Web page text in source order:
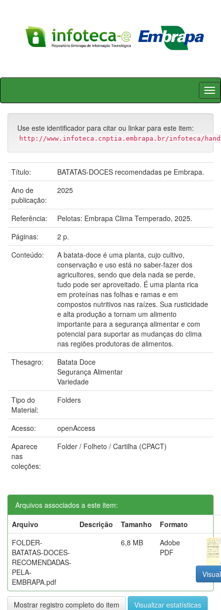
Skip
Use este identificador para citar ou linkar para este item:
http://www.infoteca.cnptia.embrapa.br/infoteca/
Título:
BATATAS-DOCES recomendadas pe Embrapa.
Ano de
publicação:
2025
Referência:
Pelotas: Embrapa Clima Temperado, 2025.
Páginas:
2 p.
Conteúdo:
A batata-doce é uma planta, cujo cultivo,
conservação e uso está no saber-fazer dos
agricultores, sendo que dela nada se perde,
tudo pode ser aproveitado. É uma planta rica
em proteínas nas folhas e ramas e em
compostos nutritivos nas raízes. Sua rusticidade
e alta produção a tornam um alimento
importante para a segurança alimentar e com
potencial para suportar as mudanças do clima
nas regiões produtoras de alimentos.
Thesagro:
Batata Doce
Segurança Alimentar
Variedade
Tipo do
Material:
Folders
Acesso:
openAccess
Aparece
nas
coleções:
Folder / Folheto / Cartilha (CPACT)
Arquivos associados a este item:
Arquivo
Descrição Tamanho
Formato
FOLDER-
BATATAS-DOCES-
RECOMENDADAS-
PELA-
EMBRAPA.pdf
6,8 MB
Adobe
PDF
Mostrar registro completo do item Visualizar estatísticas